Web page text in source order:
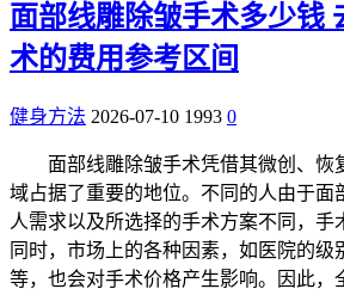
面部线雕除皱手术多少钱
术的费用参考区间
健身方法 2026-07-10 1993 0
面部线雕除皱手术凭借其微创、恢
域占据了重要的地位。不同的人由于面
人需求以及所选择的手术方案不同，手
同时，市场上的各种因素，如医院的级
等，也会对手术价格产生影响。因此，